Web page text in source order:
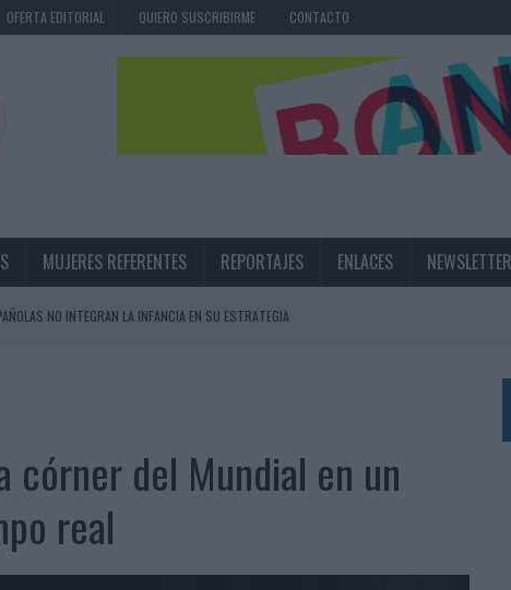
OFERTA EDITORIAL QUIERO SUSCRIBIRME CONTACTO
MUJERES REFERENTES REPORTAJES ENLACES NEWSLETTER
NO INTEGRAN LA INFANCIA EN SU ESTRATEGIA
ESPAÑOLES
DIRECTORA COMERCIAL GLOBAL
INSPIRADA EN CORNETTO, CALIPPO Y SOLERO
córner del Mundial en un
real